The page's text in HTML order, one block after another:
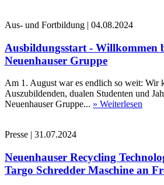
Aus- und Fortbildung | 04.08.2024
Ausbildungsstart - Willkommen
Neuenhauser Gruppe
Am 1. August war es endlich so weit: Wir
Auszubildenden, dualen Studenten und
Neuenhauser Gruppe... » Weiterlesen
Presse | 31.07.2024
Neuenhauser Recycling
Targo Schredder Maschine an